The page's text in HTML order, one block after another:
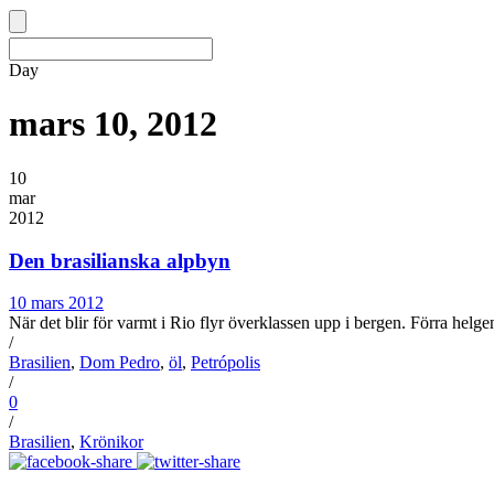
Day
mars 10, 2012
10
mar
2012
Den brasilianska alpbyn
10 mars 2012
När det blir för varmt i Rio flyr överklassen upp i bergen. Förra
/
Brasilien, Dom Pedro, öl, Petrópolis
/
0
/
Brasilien, Krönikor